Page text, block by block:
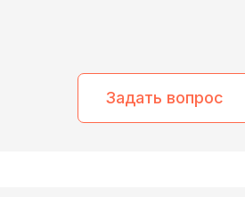
Задать вопрос